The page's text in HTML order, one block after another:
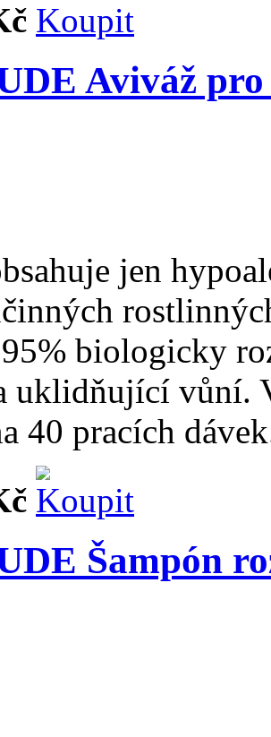
Aviváž
jen
biologicky
uklidňující vůní.
40 pracích
Šampón